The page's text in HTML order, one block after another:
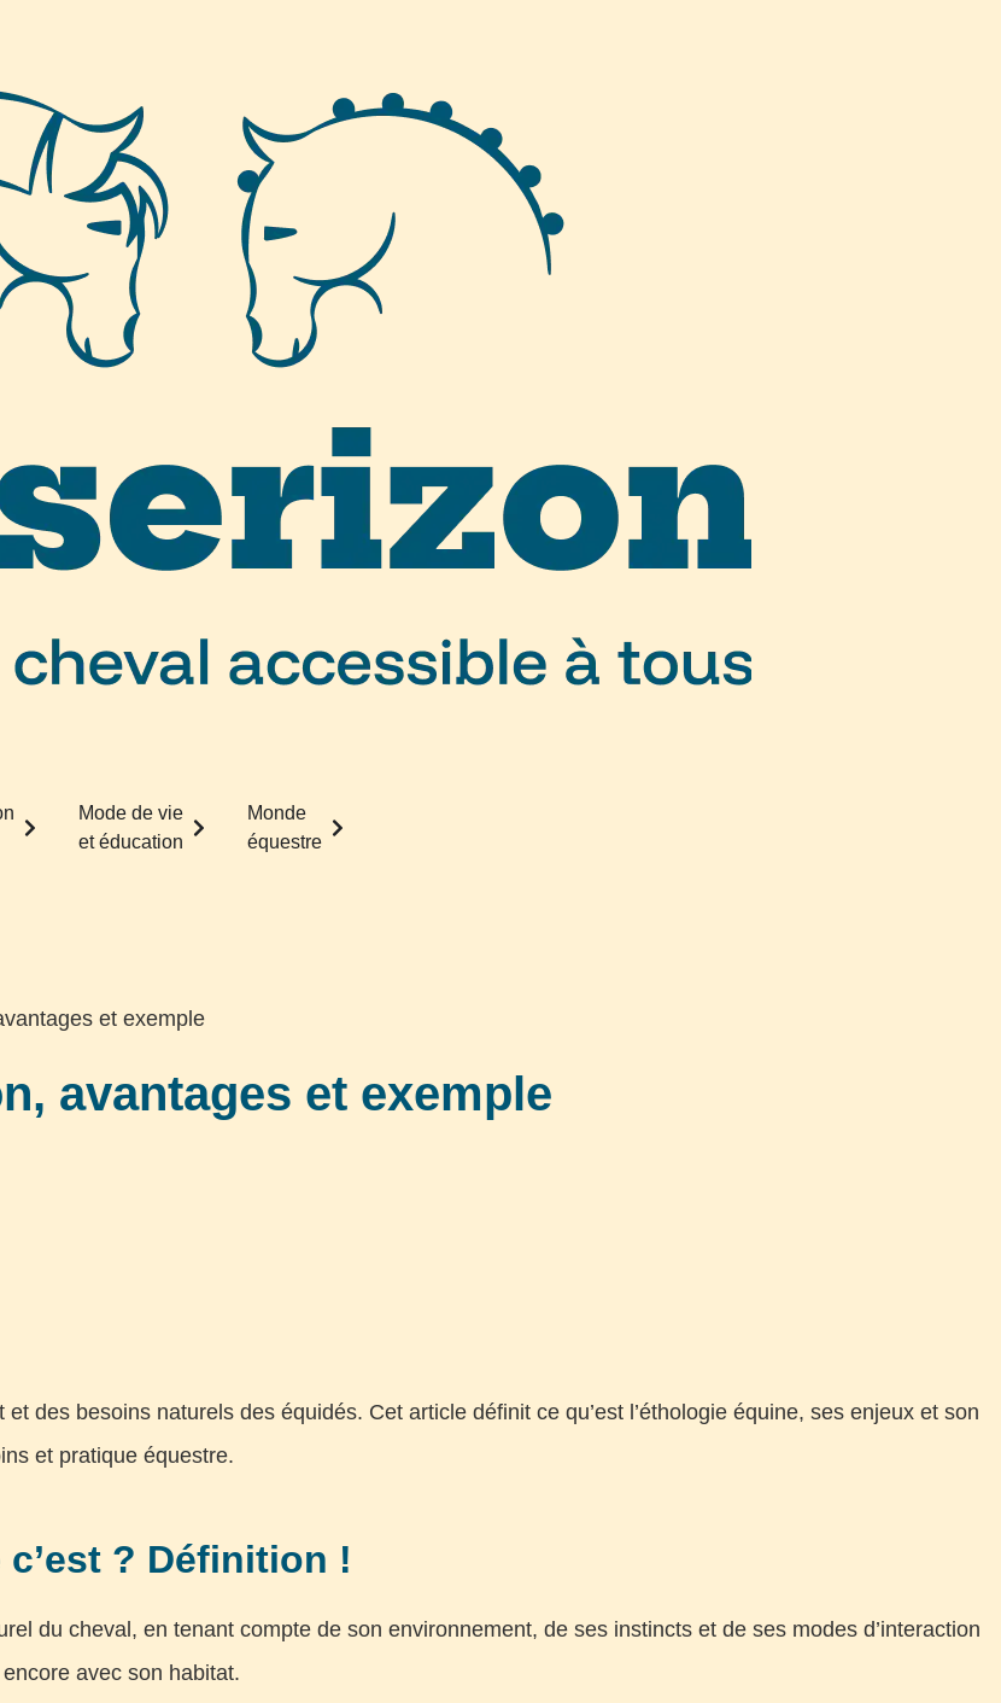
Mode de vie
et éducation
Monde
équestre
et exemple
avantages et exemple
des besoins naturels des équidés. Cet article définit ce qu’est l’éthologie équine, ses enjeux et son
et pratique équestre.
? Définition !
du cheval, en tenant compte de son environnement, de ses instincts et de ses modes d’interaction
avec son habitat.